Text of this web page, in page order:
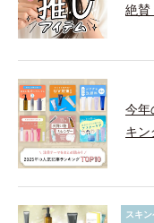
絶賛
今年
キ
スキ